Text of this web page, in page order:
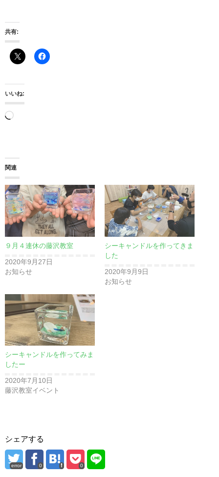
共有:
いいね:
読
み
中…
関連
９月４連休の藤沢教室
2020年9月27日
お知らせ
シーキャンドルを作ってきま
した
2020年9月9日
お知らせ
シーキャンドルを作ってみま
したー
2020年7月10日
藤沢教室イベント
シェアする
error 0 0